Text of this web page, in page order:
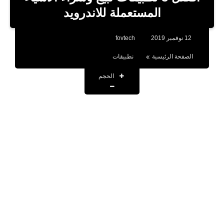
بلوجر
برامج كمبيوتر
المستعملة للاندرويد
fovtech
الصفحة الرئيسية نطبيقات
الحجم